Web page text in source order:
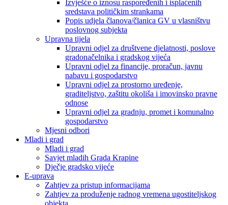
Izvješće o iznosu raspoređenih i isplaćenih
sredstava političkim strankama
Popis udjela članova/članica GV u vlasništvu
poslovnog subjekta
Upravna tijela
Upravni odjel za društvene djelatnosti, poslove
gradonačelnika i gradskog vijeća
Upravni odjel za financije, proračun, javnu
nabavu i gospodarstvo
Upravni odjel za prostorno uređenje,
graditeljstvo, zaštitu okoliša i imovinsko pravne
odnose
Upravni odjel za gradnju, promet i komunalno
gospodarstvo
Mjesni odbori
Mladi i grad
Mladi i grad
Savjet mladih Grada Krapine
Dječje gradsko vijeće
E-uprava
Zahtjev za pristup informacijama
Zahtjev za produženje radnog vremena ugostiteljskog
objekta